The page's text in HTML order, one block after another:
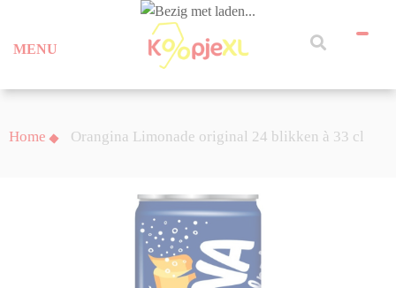
MENU
Home Orangina Limonade original 24 blikken à 33 cl